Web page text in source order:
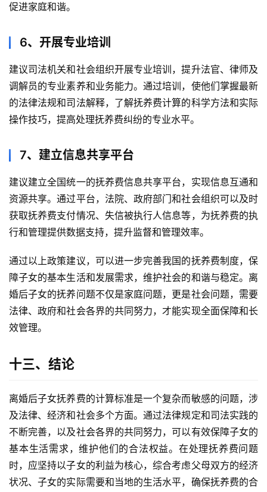
促进家庭和谐。
6、开展专业培训
建议司法机关和社会组织开展专业培训，提升法官、律师及
调解员的专业素养和业务能力。通过培训，使他们掌握最新
的法律法规和司法解释，了解抚养费计算的科学方法和实际
操作技巧，提高处理抚养费纠纷的专业水平。
7、建立信息共享平台
建议建立全国统一的抚养费信息共享平台，实现信息互通和
资源共享。通过平台，法院、政府部门和社会组织可以及时
获取抚养费支付情况、失信被执行人信息等，为抚养费的执
行和管理提供数据支持，提升监督和管理效率。
通过以上政策建议，可以进一步完善我国的抚养费制度，保
障子女的基本生活和发展需求，维护社会的和谐与稳定。离
婚后子女的抚养问题不仅是家庭问题，更是社会问题，需要
法律、政府和社会各界的共同努力，才能实现全面保障和长
效管理。
十三、结论
离婚后子女抚养费的计算标准是一个复杂而敏感的问题，涉
及法律、经济和社会多个方面。通过法律规定和司法实践的
不断完善，以及社会各界的共同努力，可以有效保障子女的
基本生活需求，维护他们的合法权益。在处理抚养费问题
时，应坚持以子女的利益为核心，综合考虑父母双方的经济
状况、子女的实际需要和当地的生活水平，确保抚养费的合